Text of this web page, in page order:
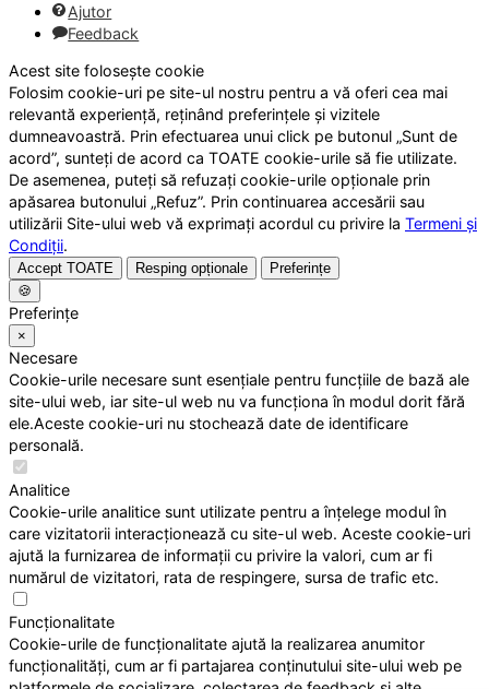
Ajutor
Feedback
Acest site folosește cookie
Folosim cookie-uri pe site-ul nostru pentru a vă oferi cea mai
relevantă experiență, reținând preferințele și vizitele
dumneavoastră. Prin efectuarea unui click pe butonul „Sunt de
acord”, sunteți de acord ca TOATE cookie-urile să fie utilizate.
De asemenea, puteți să refuzați cookie-urile opționale prin
apăsarea butonului „Refuz”. Prin continuarea accesării sau
utilizării Site-ului web vă exprimați acordul cu privire la Termeni și
Condiții.
Accept TOATE Resping opționale
Preferințe
🍪
Preferințe
×
Necesare
Cookie-urile necesare sunt esențiale pentru funcțiile de bază ale
site-ului web, iar site-ul web nu va funcționa în modul dorit fără
ele.Aceste cookie-uri nu stochează date de identificare
personală.
Analitice
Cookie-urile analitice sunt utilizate pentru a înțelege modul în
care vizitatorii interacționează cu site-ul web. Aceste cookie-uri
ajută la furnizarea de informații cu privire la valori, cum ar fi
numărul de vizitatori, rata de respingere, sursa de trafic etc.
Funcționalitate
Cookie-urile de funcționalitate ajută la realizarea anumitor
funcționalități, cum ar fi partajarea conținutului site-ului web pe